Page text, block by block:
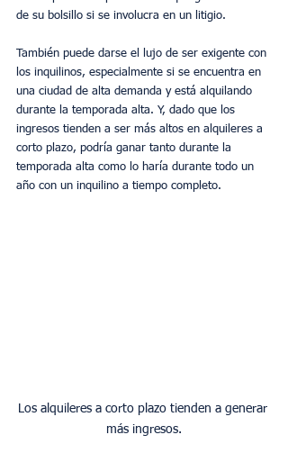
de su bolsillo si se involucra en un litigio.
También puede darse el lujo de ser exigente con
los inquilinos, especialmente si se encuentra en
una ciudad de alta demanda y está alquilando
durante la temporada alta. Y, dado que los
ingresos tienden a ser más altos en alquileres a
corto plazo, podría ganar tanto durante la
temporada alta como lo haría durante todo un
año con un inquilino a tiempo completo.
Los alquileres a corto plazo tienden a generar
más ingresos.